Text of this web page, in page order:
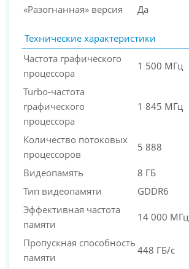
«Разогнанная» версия Да
Технические характеристики
Частота графического
процессора
1 500 МГц
Turbo-частота
графического
процессора
1 845 МГц
Количество потоковых
процессоров
5 888
Видеопамять
8 ГБ
Тип видеопамяти
GDDR6
Эффективная частота
памяти
14 000 МГц
Пропускная способность
памяти
448 ГБ/с